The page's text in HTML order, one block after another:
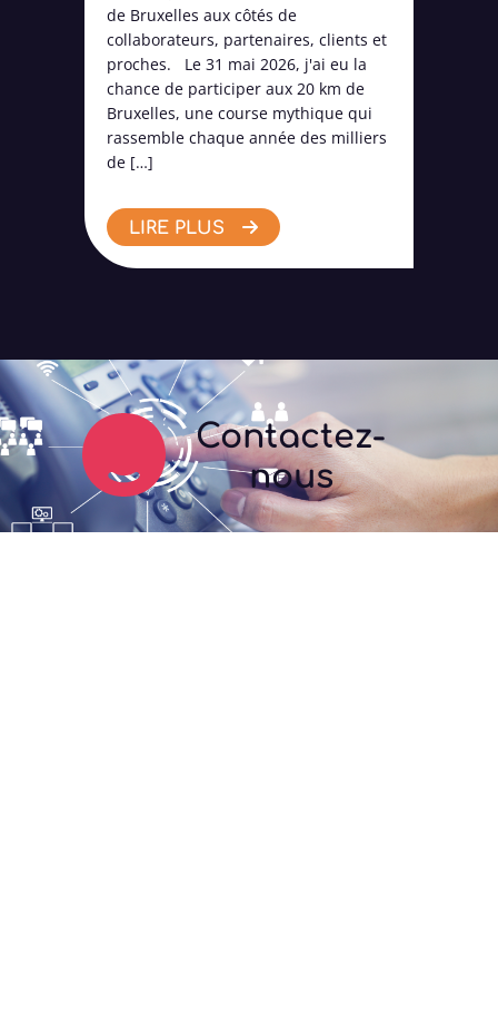
de Bruxelles aux côtés de
collaborateurs, partenaires, clients et
proches. Le 31 mai 2026, j'ai eu la
chance de participer aux 20 km de
Bruxelles, une course mythique qui
rassemble chaque année des milliers
de […]
LIRE PLUS
Contactez-
nous